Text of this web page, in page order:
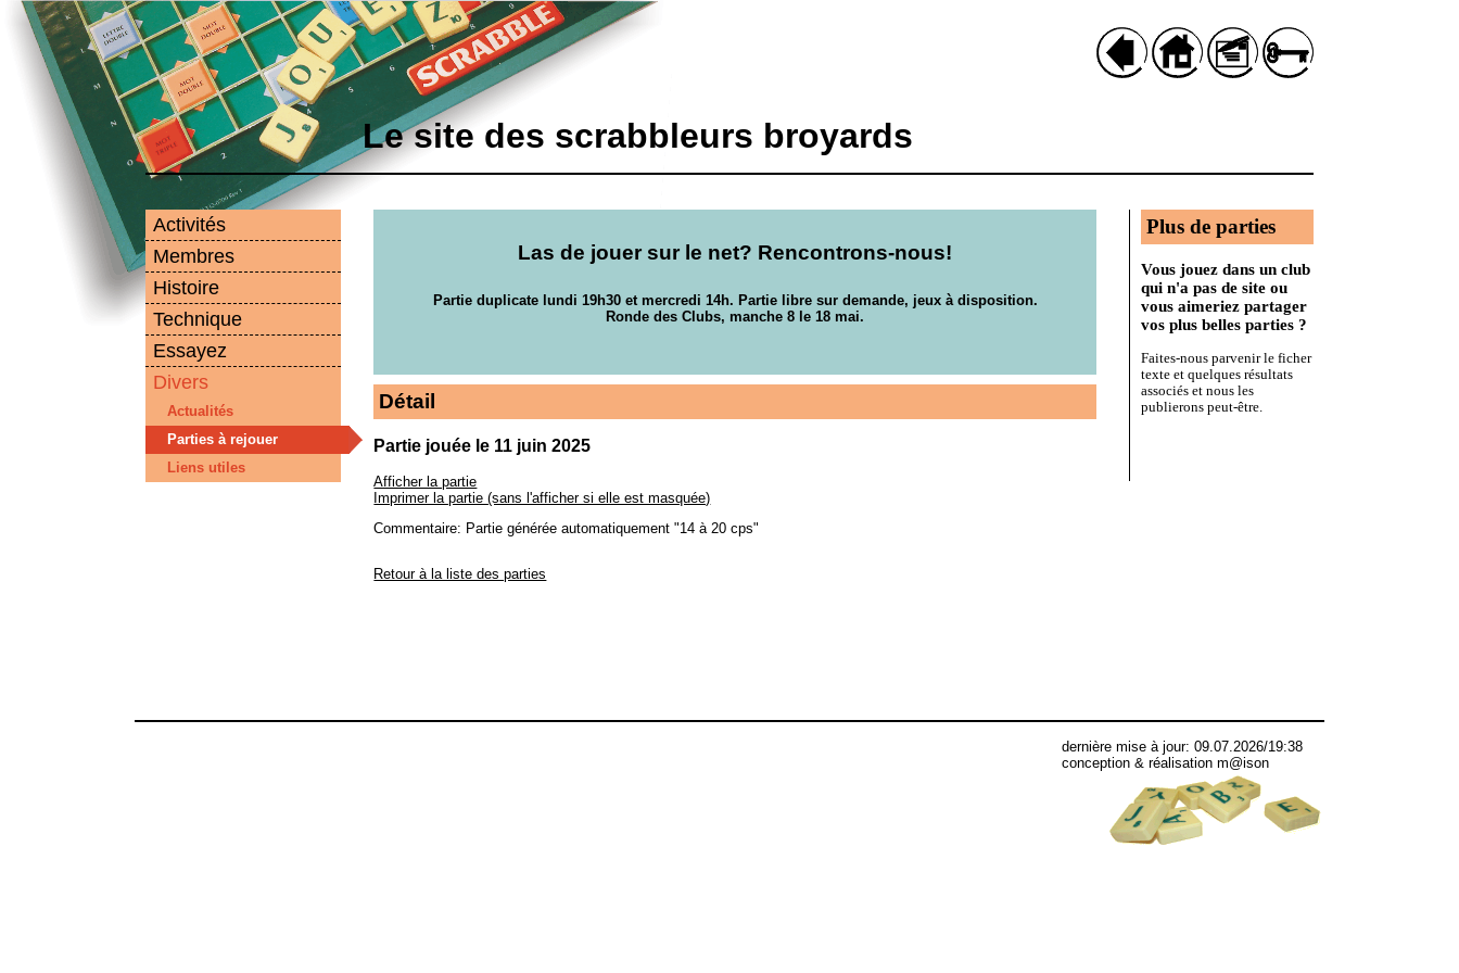
Le site des scrabbleurs broyards
Activités
Membres
Histoire
Technique
Essayez
Divers
Actualités
Parties à rejouer
Liens utiles
Plus de parties
Vous jouez dans un club
qui n'a pas de site ou
vous aimeriez partager
vos plus belles parties ?
Faites-nous parvenir le ficher
texte et quelques résultats
associés et nous les
publierons peut-être.
Las de jouer sur le net? Rencontrons-nous!
Partie duplicate lundi 19h30 et mercredi 14h. Partie libre sur demande, jeux à disposition.
Ronde des Clubs, manche 8 le 18 mai.
Détail
Partie jouée le 11 juin 2025
Afficher la partie
Imprimer la partie (sans l'afficher si elle est masquée)
Commentaire: Partie générée automatiquement "14 à 20 cps"
Retour à la liste des parties
dernière mise à jour: 09.07.2026/19:38
conception & réalisation m@ison